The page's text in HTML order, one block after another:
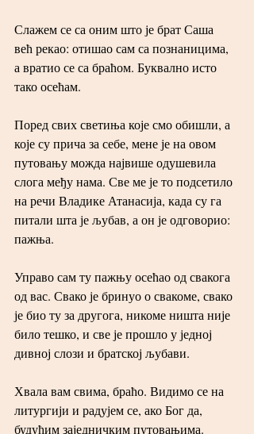
Слажем се са оним што је брат Саша
већ рекао: отишао сам са познаницима,
а вратио се са браћом. Буквално исто
тако осећам.
Поред свих светиња које смо обишли, а
које су прича за себе, мене је на овом
путовању можда највише одушевила
слога међу нама. Све ме је то подсетило
на речи Владике Атанасија, када су га
питали шта је љубав, а он је одговорио:
пажња.
Управо сам ту пажњу осећао од свакога
од вас. Свако је бринуо о свакоме, свако
је био ту за другога, никоме ништа није
било тешко, и све је прошло у једној
дивној слози и братској љубави.
Хвала вам свима, браћо. Видимо се на
литургији и радујем се, ако Бог да,
будућим заједничким путовањима.